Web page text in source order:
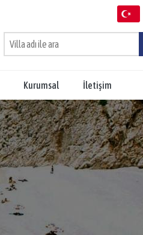
Kurumsal İletişim